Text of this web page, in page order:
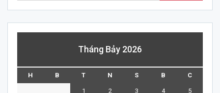
Tháng Bảy 2026
H B T N S B C
1 2 3 4 5